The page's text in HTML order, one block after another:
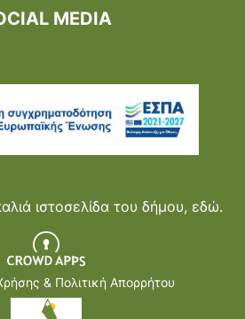
MEDIA
ιστοσελίδα του δήμου, εδώ.
& Πολιτική Απορρήτου